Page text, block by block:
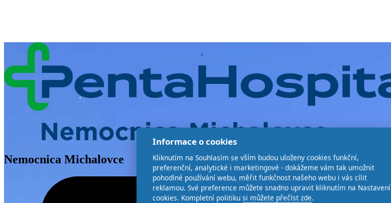
Nemocnica Michalovce
Informace o cookies
Kliknutím na Souhlasím se vším budou uloženy cookies funkční,
preferenční, analytické i marketingové - dokážeme vám tak umožnit
pohodlné používání webu, měřit funkčnost našeho webu i vás cílit
reklamou. Své preference můžete snadno upravit kliknutím na Nastavení
cookies. Kompletní politiku si můžete přečíst zde.